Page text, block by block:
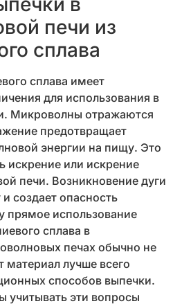
печи из
сплава
сплава имеет
для использования в
Микроволны отражаются
предотвращает
энергии на пищу. Это
искрение или искрение
печи. Возникновение дуги
создает опасность
прямое использование
сплава в
печах обычно не
материал лучше всего
способов выпечки.
учитывать эти вопросы